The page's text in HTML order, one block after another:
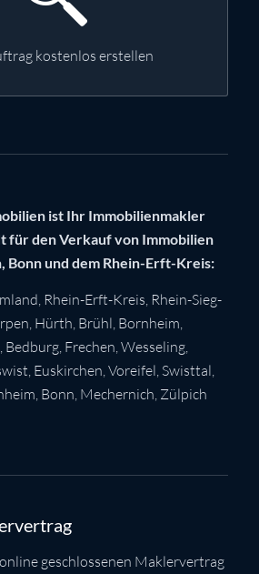
kostenlos erstellen
ist Ihr Immobilienmakler
für den Verkauf von Immobilien
Bonn und dem Rhein-Erft-Kreis:
Rhein-Erft-Kreis Rhein-Sieg-
Hürth Brühl Bornheim
Bedburg, Frechen Wesseling,
Euskirchen , Voreifel, Swisttal
Bonn Mechernich Zülpich
geschlossenen Maklervertrag